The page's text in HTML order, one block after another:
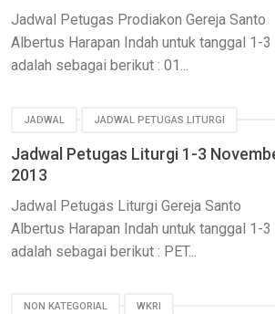
Jadwal Petugas Prodiakon Gereja Santo
Albertus Harapan Indah untuk tanggal 1-
adalah sebagai berikut : 01...
JADWAL JADWAL PETUGAS LITURGI
Jadwal Petugas Liturgi 1-3
2013
Jadwal Petugas Liturgi Gereja Santo
Albertus Harapan Indah untuk tanggal 1-
adalah sebagai berikut : PET...
NON KATEGORIAL WKRI